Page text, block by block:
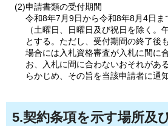
(2)申請書類の受付期間
令和8年7月9日から令和8年8月4日ま
（土曜日、日曜日及び祝日を除く。
とする。ただし、受付期間の終了後
場合には入札資格審査が入札に間に
お、入札に間に合わないおそれがあ
らかじめ、その旨を当該申請者に通知
5.契約条項を示す場所及